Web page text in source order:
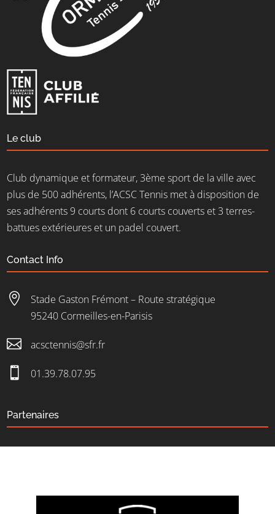
Le club
Club dynamique et formateur, 3ème sport de la ville avec
plus de 500 adhérents, l’ACSC Tennis met à disposition de
ses adhérents 9 courts dont 6 courts couverts et 3 terres-
battues extérieures et un padel couvert.
Contact Info

Stade Gaston Frémont – Route stratégique
95240 Cormeilles-en-Parisis
 acsctennis@sfr.fr
 01.39.78.07.95
Partenaires